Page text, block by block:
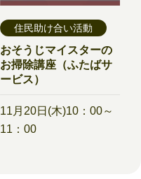
住民助け合い活動
おそうじマイスターの
お掃除講座（ふたばサ
ービス）
11月20日(木)10：00～
11：00